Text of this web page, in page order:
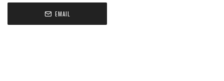
EMAIL